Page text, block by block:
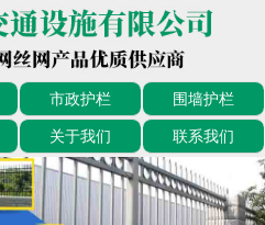
市政护栏 围墙护栏
关于我们 联系我们